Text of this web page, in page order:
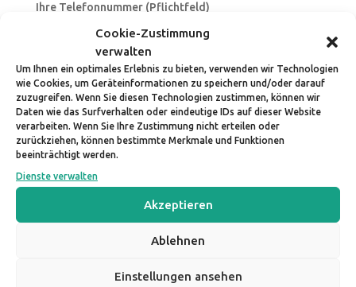
Cookie-Zustimmung
verwalten
Um Ihnen ein optimales Erlebnis zu bieten, verwenden wir Technologien
wie Cookies, um Geräteinformationen zu speichern und/oder darauf
zuzugreifen. Wenn Sie diesen Technologien zustimmen, können wir
Daten wie das Surfverhalten oder eindeutige IDs auf dieser Website
verarbeiten. Wenn Sie Ihre Zustimmung nicht erteilen oder
zurückziehen, können bestimmte Merkmale und Funktionen
beeinträchtigt werden.
Dienste verwalten
Akzeptieren
Ablehnen
Einstellungen ansehen
Ihre Telefonnummer (Pflichtfeld)
Strasse und Hausnummer (Pflichtfeld)
Postleitzahl PLZ (Pflichtfeld)
Ort (Pflichtfeld)
Land (Pflichtfeld)
1) Ich melde mich hiermit verbindlich zum Online-Kurs
"Gebete schreiben" am 11.03.2022 an.
Kästchen anklicken, wenn Sie sich zum Seminar
verbindlich anmelden wollen.